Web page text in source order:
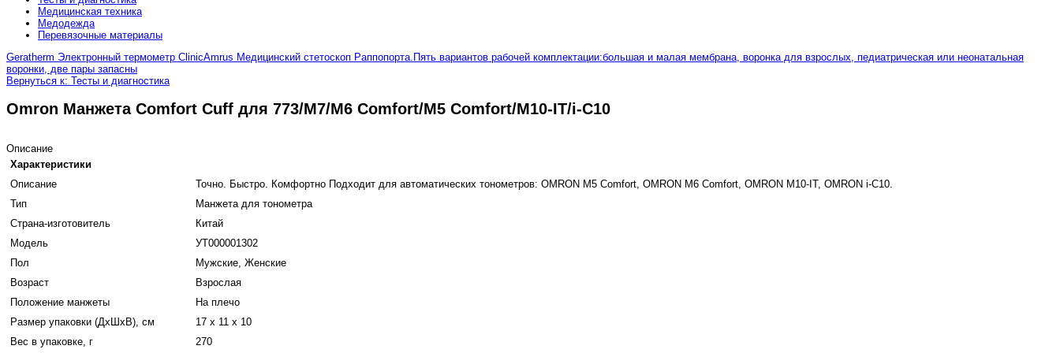
Медицинская техника
Медодежда
Перевязочные материалы
Geratherm Электронный термометр ClinicAmrus Медицинский стетоскоп Раппопорта.Пять вариантов рабочей комплектации:большая и малая мембрана, воронка для взрослых, педиатрическая или неонатальная
воронки, две пары запасны
Вернуться к: Тесты и диагностика
Omron Манжета Comfort Cuff для 773/М7/M6 Comfort/M5 Comfort/M10-IT/i-C10
Описание
Характеристики
Описание
Точно. Быстро. Комфортно Подходит для автоматических тонометров: OMRON M5 Comfort, OMRON M6 Comfort, OMRON M10-IT, OMRON i-C10.
Тип
Манжета для тонометра
Страна-изготовитель
Китай
Модель
УТ000001302
Пол
Мужские, Женские
Возраст
Взрослая
Положение манжеты
На плечо
Размер упаковки (ДхШхВ), см
17 x 11 x 10
Вес в упаковке, г
270